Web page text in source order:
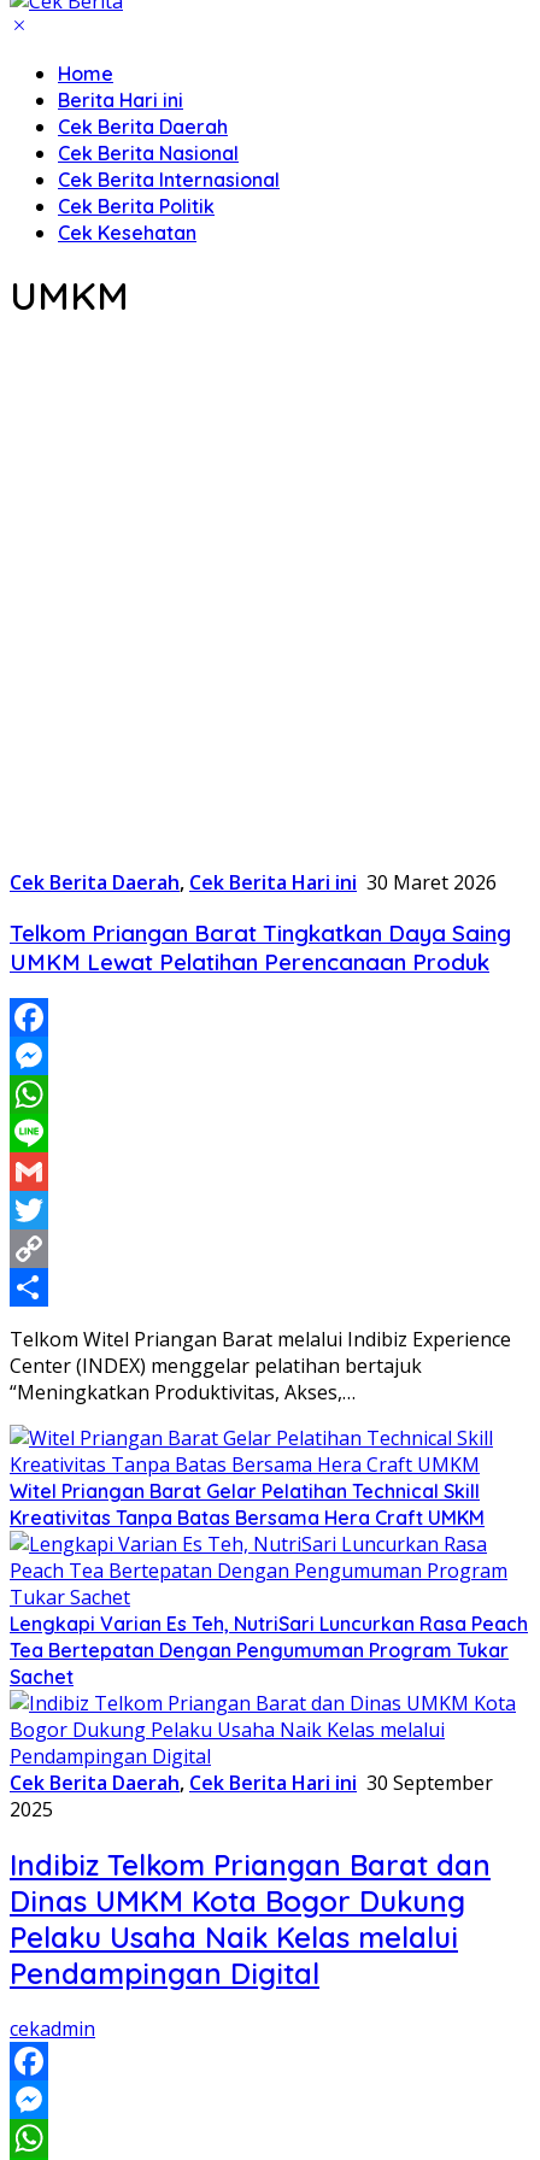
Home
Berita Hari ini
Cek Berita Daerah
Cek Berita Nasional
Cek Berita Internasional
Cek Berita Politik
Cek Kesehatan
UMKM
Cek Berita Daerah, Cek Berita Hari ini 30 Maret 2026
Telkom Priangan Barat Tingkatkan Daya Saing
UMKM Lewat Pelatihan Perencanaan Produk
Facebook
Messenger
WhatsApp
Line
Gmail
Twitter
Copy
Link
Share
Telkom Witel Priangan Barat melalui Indibiz Experience
Center (INDEX) menggelar pelatihan bertajuk
“Meningkatkan Produktivitas, Akses,…
Witel Priangan Barat Gelar Pelatihan Technical Skill
Kreativitas Tanpa Batas Bersama Hera Craft UMKM
Lengkapi Varian Es Teh, NutriSari Luncurkan Rasa Peach
Tea Bertepatan Dengan Pengumuman Program Tukar
Sachet
Cek Berita Daerah, Cek Berita Hari ini 30 September
2025
Indibiz Telkom Priangan Barat dan
Dinas UMKM Kota Bogor Dukung
Pelaku Usaha Naik Kelas melalui
Pendampingan Digital
cekadmin
Facebook
Messenger